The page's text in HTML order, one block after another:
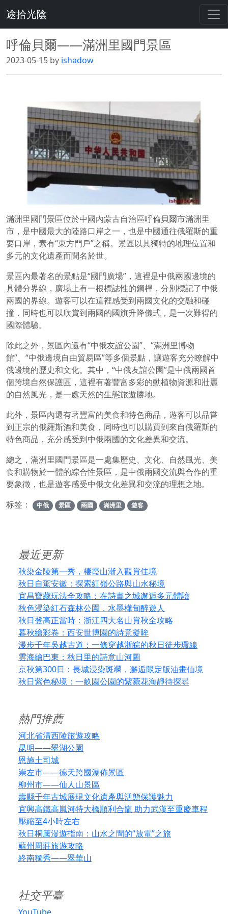
途拾光陰
呼倫貝爾——滿洲里國門景區
2023-05-15 by ishadow
滿洲里國門景區位於中國內蒙古自治區呼倫貝爾市滿洲里
市，是中國最大的陸路口岸之一，也是中國通往俄羅斯的重
要口岸，素有“東方門戶”之稱。景區以其獨特的地理位置和
多元的文化遺產而聞名於世。
景區內最著名的景點是“國門廣場”，這裡是中俄兩國邊境的
具體分界線，廣場上有一根標誌性的鋼桿，分別標記了中俄
兩國的界線。遊客可以在這裡感受到兩國文化的交融和碰
撞，同時也可以欣賞到兩國的國旗升降儀式，是一次難得的
國際體驗。
除此之外，景區內還有“中俄友誼公園”、“滿洲里博物
館”、“中俄邊境自由貿易區”等多個景點，讓遊客充分瞭解中
俄邊境的歷史和文化。其中，“中俄友誼公園”是中俄兩國首
個跨境自然保護區，這裡有著豐富多彩的動植物資源和壯麗
的自然風光，是一處天然的生態旅遊勝地。
此外，景區內還有著豐富的美食和特色商品，遊客可以品嘗
到正宗的俄羅斯酒和美食，同時也可以購買到來自俄羅斯的
特色商品，充分感受到中俄兩國的文化差異和交流。
總之，滿洲里國門景區是一處集歷史、文化、自然風光、美
食和購物於一體的綜合性景區，是中俄兩國交流與合作的重
要象徵，也是遊客感受中俄文化差異和交流的理想之地。
标签：
中俄 景區 兩國 滿洲里 遊客
最近更新
秋染金陵第一秀，棲霞山漸入觀賞佳境
秋日自駕安徽：探索紅嶺公路與山水秘境
宜昌寶藏玩法全攻略：在詩畫之城邂逅多元體驗
秋色浸染紅石森林公園，水墨樺甸醉遊人
秋日登高正當時：浙江四大名山賞秋全攻略
暮秋繪彩卷：西安世博園的詩意凝眸
漫步千年吳越古道：一條穿越浙皖的秋日徒步環線
雲海繪巴東：秋日里的詩意山河圖
京秋第300日：長城浸染斑斕，邂逅限定版油畫仙境
秋日紫色秘境：一畝園公園的紫菀花海靜待探尋
熱門推薦
河北省清西陵旅遊攻略
昆明——翠湖公園
恩施土司城
崇左市——德天跨國瀑佈景區
柳州市——仙人山景區
壽縣千年古城展現文化遺產與活態保護魅力
宜興高鐵高嵐河特大橋順利合龍 助力武漢至重慶車程
壓縮至4小時左右
秋日桐廬漫遊指南：山水之間的“放電”之旅
蘇州周莊旅遊攻略
終南獨秀——翠華山
社交平臺
YouTube